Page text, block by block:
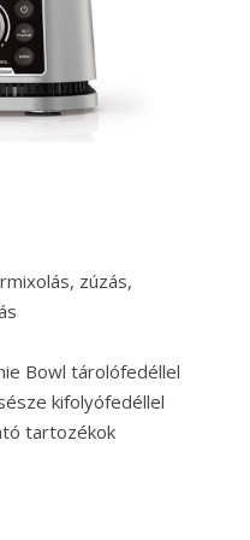
zúzás,
Bowl tárolófedéllel
kifolyófedéllel
tartozékok